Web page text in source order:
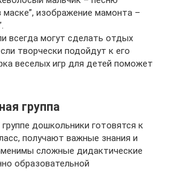
маске”, изображение мамонта –
всегда могут сделать отдых
творчески подойдут к его
веселых игр для детей поможет
группа
дошкольники готовятся к
получают важные знания и
сложные дидактические
образовательной